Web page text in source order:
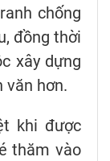
chống
đồng thời
xây dựng
văn hơn.
khi được
thăm vào